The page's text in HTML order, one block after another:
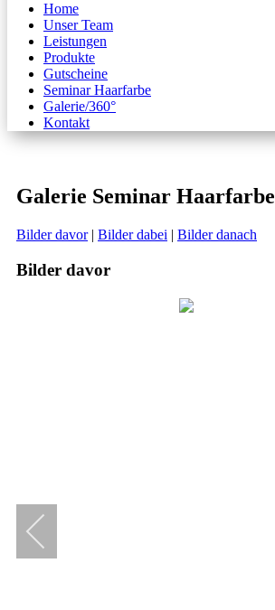
Home
Unser Team
Leistungen
Produkte
Gutscheine
Seminar Haarfarbe
Galerie/360°
Kontakt
Galerie Seminar Haarfarbe
Bilder davor| Bilder dabei | Bilder danach
Bilder davor